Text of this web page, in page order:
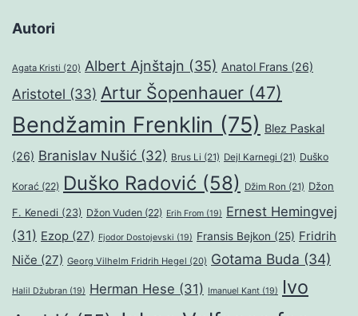
Autori
Agata Kristi (20) Albert Ajnštajn (35) Anatol Frans (26)
Aristotel (33) Artur Šopenhauer (47)
Bendžamin Frenklin (75) Blez Paskal
(26) Branislav Nušić (32) Brus Li (21) Dejl Karnegi (21) Duško
Korać (22) Duško Radović (58) Džim Ron (21) Džon
F. Kenedi (23) Džon Vuden (22) Erih From (19) Ernest Hemingvej
(31) Ezop (27) Fjodor Dostojevski (19) Fransis Bejkon (25) Fridrih
Niče (27) Georg Vilhelm Fridrih Hegel (20) Gotama Buda (34)
Halil Džubran (19) Herman Hese (31) Imanuel Kant (19)
Ivo